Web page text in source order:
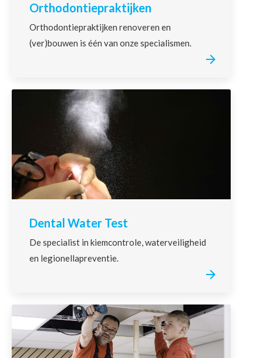
Orthodontiepraktijken
Orthodontiepraktijken renoveren en
(ver)bouwen is één van onze specialismen.
Dental Water Test
De specialist in kiemcontrole, waterveiligheid
en legionellapreventie.